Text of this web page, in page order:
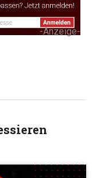
-Anzeige-